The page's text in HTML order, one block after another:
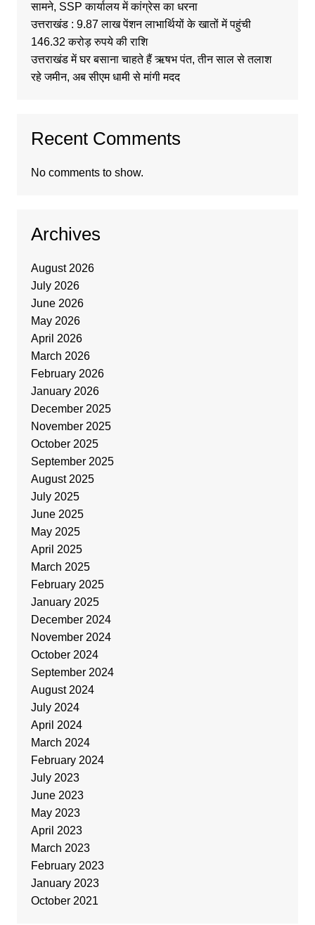
सामने, SSP कार्यालय में कांग्रेस का धरना
उत्तराखंड : 9.87 लाख पेंशन लाभार्थियों के खातों में पहुंची
146.32 करोड़ रुपये की राशि
उत्तराखंड में घर बसाना चाहते हैं ऋषभ पंत, तीन साल से तलाश
रहे जमीन, अब सीएम धामी से मांगी मदद
Recent Comments
No comments to show.
Archives
August 2026
July 2026
June 2026
May 2026
April 2026
March 2026
February 2026
January 2026
December 2025
November 2025
October 2025
September 2025
August 2025
July 2025
June 2025
May 2025
April 2025
March 2025
February 2025
January 2025
December 2024
November 2024
October 2024
September 2024
August 2024
July 2024
April 2024
March 2024
February 2024
July 2023
June 2023
May 2023
April 2023
March 2023
February 2023
January 2023
October 2021